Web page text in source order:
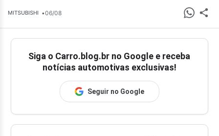
MITSUBISHI •06/08
Siga o Carro.blog.br no Google e receba
notícias automotivas exclusivas!
Seguir no Google